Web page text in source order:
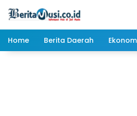
Home
Berita Daerah